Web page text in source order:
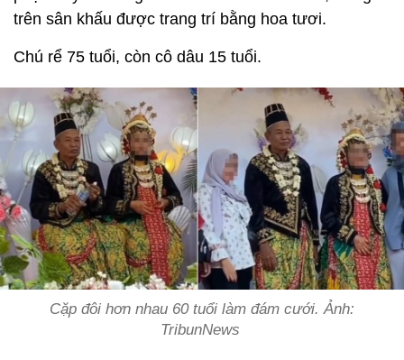
trên sân khấu được trang trí bằng hoa tươi.
Chú rể 75 tuổi, còn cô dâu 15 tuổi.
Cặp đôi hơn nhau 60 tuổi làm đám cưới. Ảnh:
TribunNews